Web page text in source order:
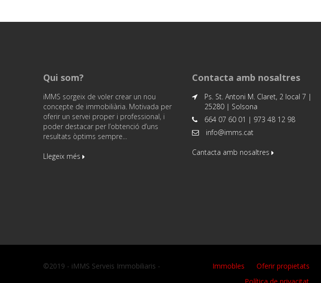
Qui som?
iMMS sorgeix de voler crear un nou
concepte de immobiliària. Motivada per
oferir un servei proper i professional, i
poder destacar per l’obtenció d’uns
resultats òptims sempre...
Llegeix més
Contacta amb nosaltres
Ps. St. Antoni M. Claret, 2 local 7 |
25280 | Solsona
664 07 60 01 | 973 48 12 98
info@imms.cat
Cantacta amb nosaltres
©2019 - iMMS Serveis Immobiliaris - Immobles Oferir propietats